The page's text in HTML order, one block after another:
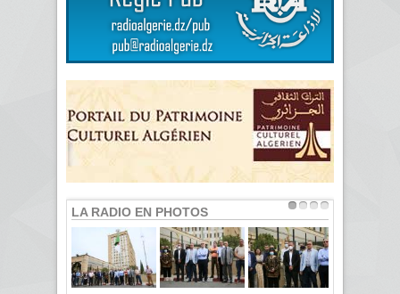
LA RADIO EN PHOTOS